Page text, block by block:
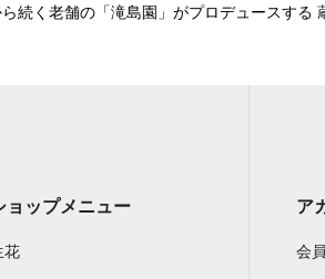
続く老舗の「滝島園」がプロデュースする
ョップメニュー
花
ア
会